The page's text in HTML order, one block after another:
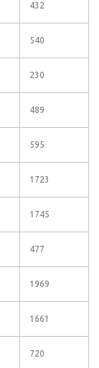
432
540
230
489
595
1723
1745
477
1969
1661
720